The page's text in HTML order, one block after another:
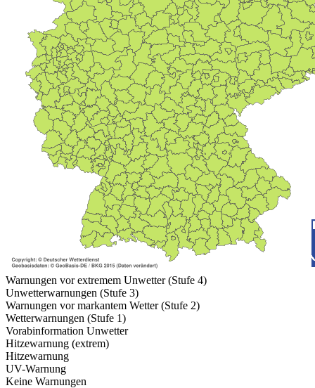
Warnungen vor extremem Unwetter (Stufe 4)
Unwetterwarnungen (Stufe 3)
Warnungen vor markantem Wetter (Stufe 2)
Wetterwarnungen (Stufe 1)
Vorabinformation Unwetter
Hitzewarnung (extrem)
Hitzewarnung
UV-Warnung
Keine Warnungen